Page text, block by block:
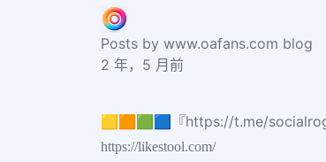
Posts by www.oafans.com blog
2 年，5 月前
🟨🟧🟩🟦『https://t.me/
https://likestool.com/